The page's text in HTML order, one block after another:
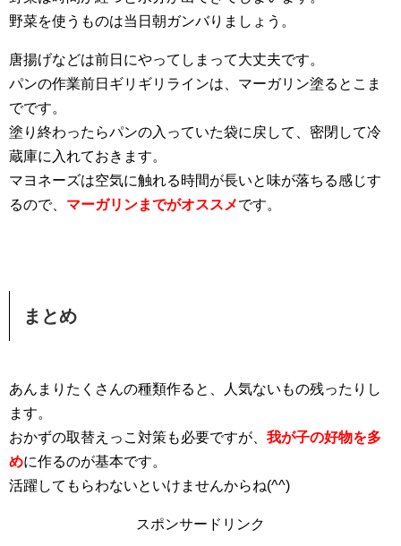
野菜を使うものは当日朝ガンバりましょう。
唐揚げなどは前日にやってしまって大丈夫です。
パンの作業前日ギリギリラインは、マーガリン塗るとこま
でです。
塗り終わったらパンの入っていた袋に戻して、密閉して冷
蔵庫に入れておきます。
マヨネーズは空気に触れる時間が長いと味が落ちる感じす
るので、 マーガリンまでがオススメです。
まとめ
あんまりたくさんの種類作ると、人気ないもの残ったりし
ます。
おかずの取替えっこ対策も必要ですが、 我が子の好物を多
めに作るのが基本です。
活躍してもらわないといけませんからね(^^)
スポンサードリンク